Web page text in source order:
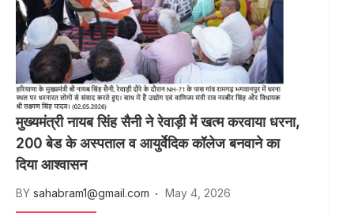
मुख्यमंत्री नायब सिंह सैनी ने रेवाड़ी में खत्म करवाया धरना,
200 बेड के अस्पताल व आयुर्वेदिक कॉलेज बनवाने का
दिया आश्वासन
BY sahabram1@gmail.com May 4, 2026